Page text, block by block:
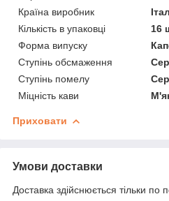
Країна виробник
Кількість в упаковці
16
Форма випуску
Ступінь обсмаження
Ступінь помелу
Міцність кави
Приховати
Умови доставки
Доставка здійснюється тільки по